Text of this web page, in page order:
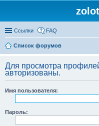
Ссылки FAQ
Список форумов
Для просмотра
авторизованы.
Имя пользователя:
Пароль: